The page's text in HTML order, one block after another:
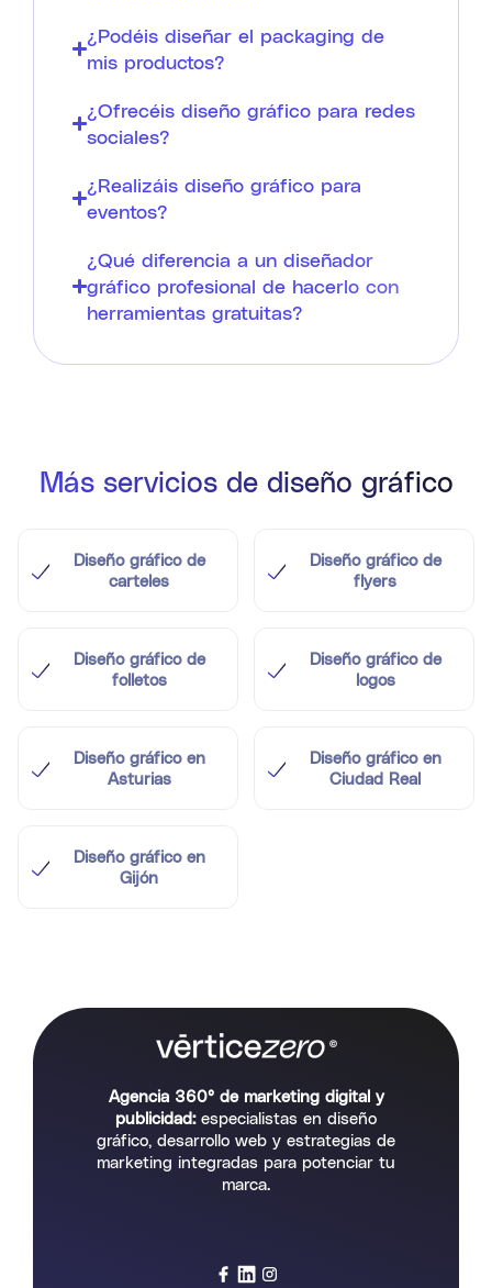
¿Podéis diseñar el packaging de
mis productos?
¿Ofrecéis diseño gráfico para redes
sociales?
¿Realizáis diseño gráfico para
eventos?
¿Qué diferencia a un diseñador
gráfico profesional de hacerlo con
herramientas gratuitas?
Más servicios de diseño gráfico
Diseño gráfico de
carteles
Diseño gráfico de
flyers
Diseño gráfico de
folletos
Diseño gráfico de
logos
Diseño gráfico en
Asturias
Diseño gráfico en
Ciudad Real
Diseño gráfico en
Gijón
Agencia 360° de marketing digital y
publicidad:especialistas en diseño
gráfico, desarrollo web y estrategias de
marketing integradas para potenciar tu
marca.